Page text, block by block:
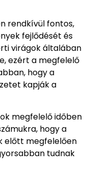
rendkívül fontos,
fejlődését és
virágok általában
ezért a megfelelő
hogy a
kapják a
megfelelő időben
hogy a
előtt megfelelően
tudnak